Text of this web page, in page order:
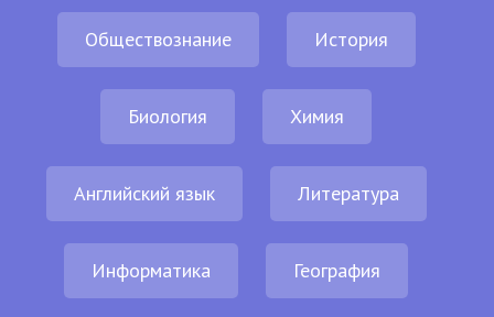
Обществознание История
Биология Химия
Английский язык Литература
Информатика География